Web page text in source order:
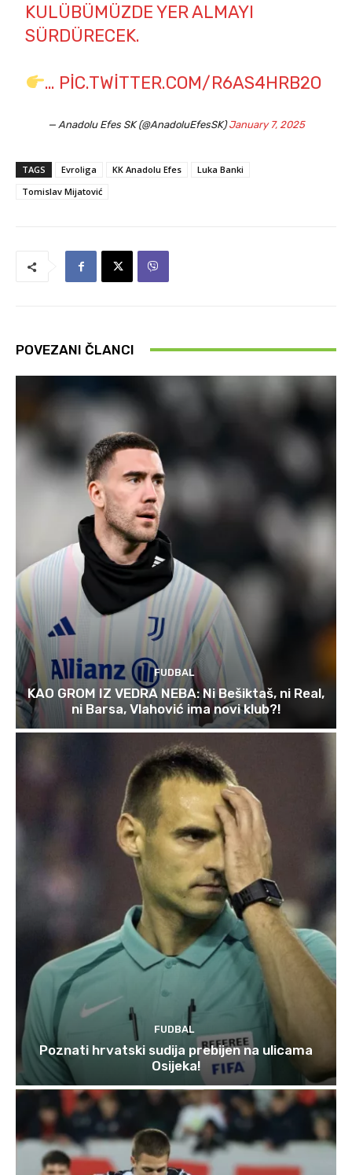
KULÜBÜMÜZDE YER ALMAYI
SÜRDÜRECEK.
… PIC.TWITTER.COM/R6AS4HRB2O
— Anadolu Efes SK (@AnadoluEfesSK)January 7, 2025
TAGS Evroliga KK Anadolu Efes
Luka Banki
Tomislav Mijatović
POVEZANI ČLANCI
FUDBAL
KAO GROM IZ VEDRA NEBA: Ni Bešiktaš, ni Real,
ni Barsa, Vlahović ima novi klub?!
FUDBAL
Poznati hrvatski sudija prebijen na ulicama
Osijeka!